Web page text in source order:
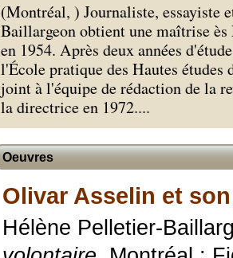
(Montréal, ) Journaliste, essayiste
Baillargeon obtient une maîtrise
en 1954. Après deux années
l'École pratique des Hautes études
joint à l'équipe de rédaction de la
la directrice en 1972....
Oeuvres
Olivar Asselin et
Hélène Pelletier-